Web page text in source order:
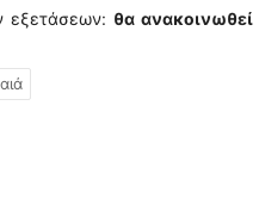
εξετάσεων: θα ανακοινωθεί